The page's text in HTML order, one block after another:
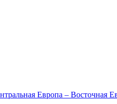
Европа – Восточная